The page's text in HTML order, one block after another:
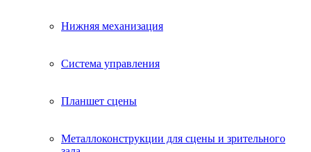
Нижняя механизация
Система управления
Планшет сцены
Металлоконструкции для сцены и зрительного